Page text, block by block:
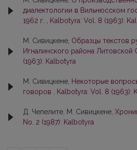
диалектологии в Вильнюсском
1962 г.
Kalbotyra: Vol. 8 (1963):
М. Сивицкене, Образцы тeкcтoв
Игналинского района Литовской
(1963): Kalbotyra
М. Сивицкене, Некоторые
говоров
Kalbotyra: Vol. 8 (1963):
Д. Чепелите, М. Сивицкене,
No. 2 (1987): Kalbotyra